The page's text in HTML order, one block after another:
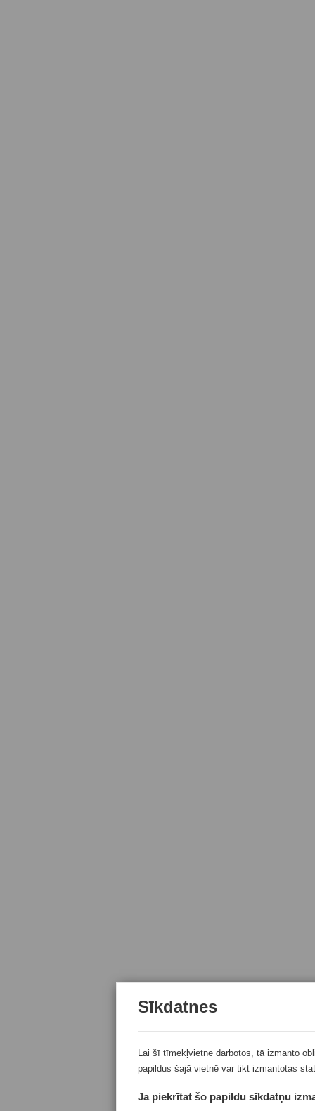
Sīkdatnes
Lai šī tīmekļvietne darbotos, tā izmanto
papildus šajā vietnē var tikt izmantotas
Ja piekrītat šo papildu sīkdatņu